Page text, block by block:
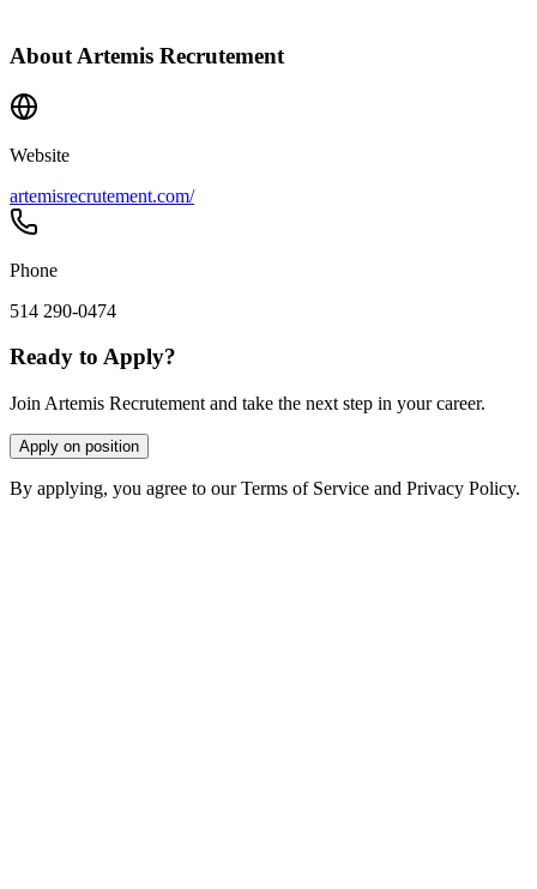
About Artemis Recrutement
Website
artemisrecrutement.com/
Phone
514 290-0474
Ready to Apply?
Join Artemis Recrutement and take the next step in your career.
Apply on position
By applying, you agree to our Terms of Service and Privacy Policy.